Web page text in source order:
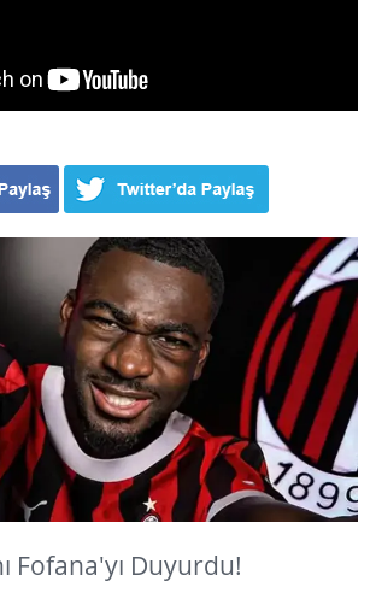
Fofana'yı Duyurdu!